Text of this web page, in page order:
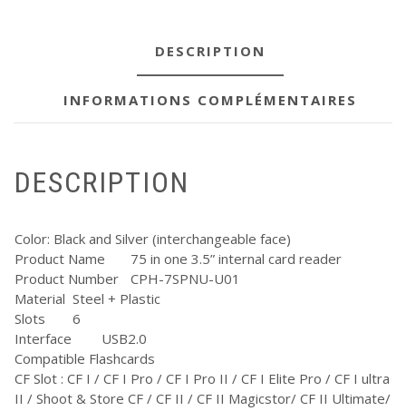
DESCRIPTION
INFORMATIONS COMPLÉMENTAIRES
DESCRIPTION
Color: Black and Silver (interchangeable face)
Product Name
75 in one 3.5” internal card reader
Product Number
CPH-7SPNU-U01
Material Steel + Plastic
Slots
6
Interface
USB2.0
Compatible Flashcards
CF Slot : CF I / CF I Pro / CF I Pro II / CF I Elite Pro / CF I ultra
II / Shoot & Store CF / CF II / CF II Magicstor/ CF II Ultimate/